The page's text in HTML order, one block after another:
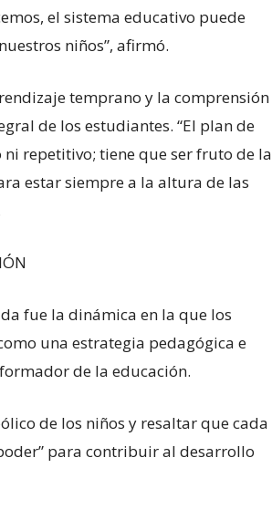
el sistema educativo puede
niños”, afirmó.
temprano y la comprensión
de los estudiantes. “El plan de
repetitivo; tiene que ser fruto de la
estar siempre a la altura de las
fue la dinámica en la que los
una estrategia pedagógica e
de la educación.
de los niños y resaltar que cada
para contribuir al desarrollo